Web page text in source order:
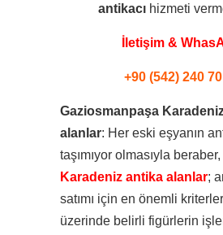
antikacıhizmeti
İletişim &
+90 (542) 240
Gaziosmanpaşa
alanlar: Her eski eşyanın
taşımıyor olmasıyla beraber,
Karadeniz antika alanlar;
satımı için en önemli
üzerinde belirli figürlerin